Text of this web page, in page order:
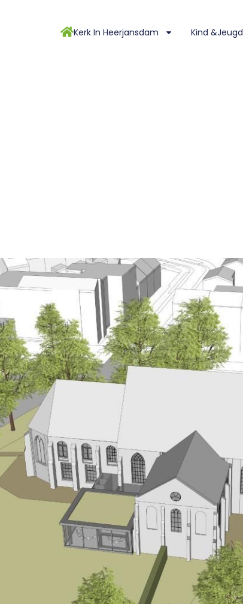
Kerk In Heerjansdam Kind &Jeugd